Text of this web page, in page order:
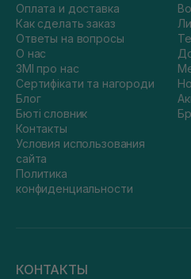
Оплата и доставка
Как сделать заказ
Ответы на вопросы
О нас
ЗМІ про нас
Сертифікати та нагороди
Блог
Бюті словник
Контакты
Условия использования
сайта
Политика
конфиденциальности
КОНТАКТЫ